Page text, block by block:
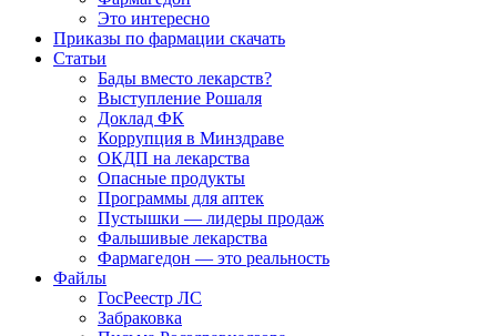
Это интересно
Приказы по фармации скачать
Статьи
Бады вместо лекарств?
Выступление Рошаля
Доклад ФК
Коррупция в Минздраве
ОКДП на лекарства
Опасные продукты
Программы для аптек
Пустышки — лидеры продаж
Фальшивые лекарства
Фармагедон — это реальность
Файлы
ГосРеестр ЛС
Забраковка